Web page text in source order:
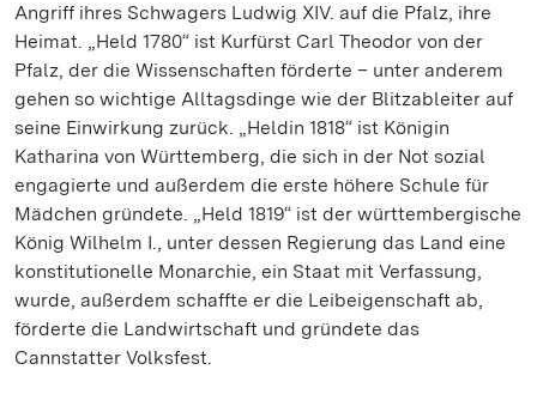
Angriff ihres Schwagers Ludwig XIV. auf die Pfalz, ihre
Heimat. „Held 1780“ ist Kurfürst Carl Theodor von der
Pfalz, der die Wissenschaften förderte – unter anderem
gehen so wichtige Alltagsdinge wie der Blitzableiter auf
seine Einwirkung zurück. „Heldin 1818“ ist Königin
Katharina von Württemberg, die sich in der Not sozial
engagierte und außerdem die erste höhere Schule für
Mädchen gründete. „Held 1819“ ist der württembergische
König Wilhelm I., unter dessen Regierung das Land eine
konstitutionelle Monarchie, ein Staat mit Verfassung,
wurde, außerdem schaffte er die Leibeigenschaft ab,
förderte die Landwirtschaft und gründete das
Cannstatter Volksfest.